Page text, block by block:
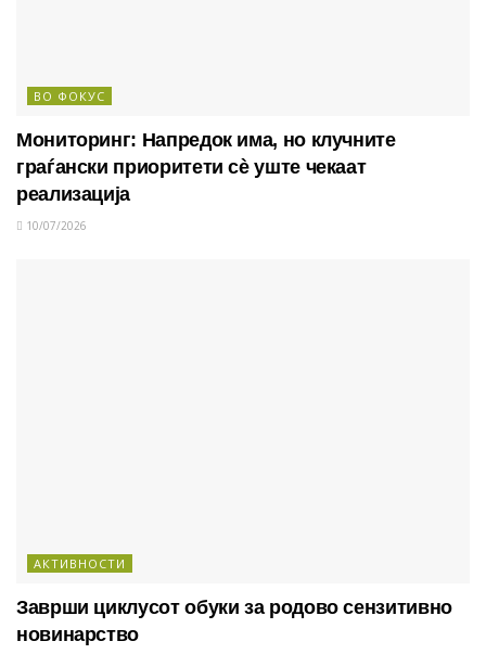
ВО ФОКУС
Мониторинг: Напредок има, но клучните
граѓански приоритети сè уште чекаат
реализација
10/07/2026
АКТИВНОСТИ
Заврши циклусот обуки за родово сензитивно
новинарство